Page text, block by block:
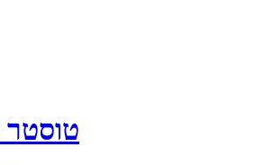
טוסטר